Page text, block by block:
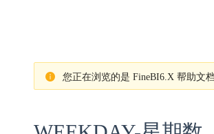
您正在浏览的是 FineBI6.X 帮助文